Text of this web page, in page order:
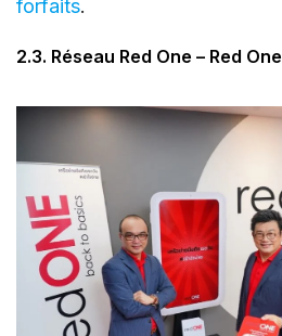
forfaits.
2.3. Réseau Red One – Red One